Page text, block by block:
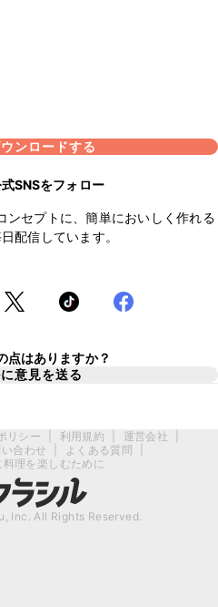
ンロードする
SNSをフォロー
ンセプトに、簡単においしく作れる
配信しています。
点はありますか？
意見を送る
リシー 利用規約 運営会社
合わせ
よくある質問
理を楽しむために
Inc. All Rights Reserved.